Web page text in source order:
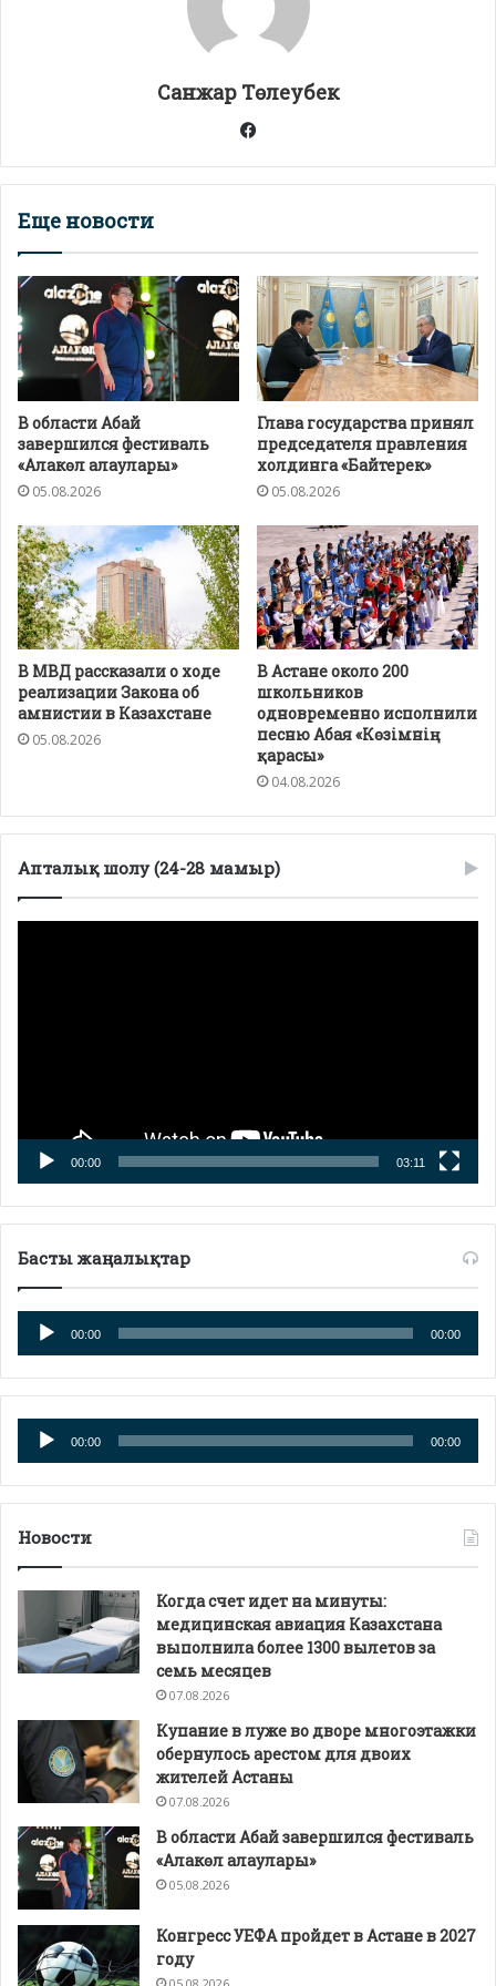
т
ь
Санжар Төлеубек
Facebook
Еще новости
В области Абай
завершился фестиваль
«Алакөл алаулары»
05.08.2026
Глава государства принял
председателя правления
холдинга «Байтерек»
05.08.2026
В МВД рассказали о ходе
реализации Закона об
амнистии в Казахстане
05.08.2026
В Астане около 200
школьников
одновременно исполнили
песню Абая «Көзімнің
қарасы»
04.08.2026
Апталық шолу (24-28 мамыр)
00:00 03:11
Басты жаңалықтар
Аудиоплеер
00:00 00:00
Аудиоплеер
00:00 00:00
Новости
Когда счет идет на минуты:
медицинская авиация Казахстана
выполнила более 1300 вылетов за
семь месяцев
07.08.2026
Купание в луже во дворе многоэтажки
обернулось арестом для двоих
жителей Астаны
07.08.2026
В области Абай завершился фестиваль
«Алакөл алаулары»
05.08.2026
Конгресс УЕФА пройдет в Астане в 2027
году